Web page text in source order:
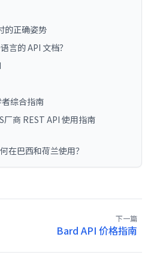
的正确姿势
言的 API 文档？
综合指南
商 REST API 使用指南
在巴西和荷兰使用？
下一篇
Bard API 价格指南